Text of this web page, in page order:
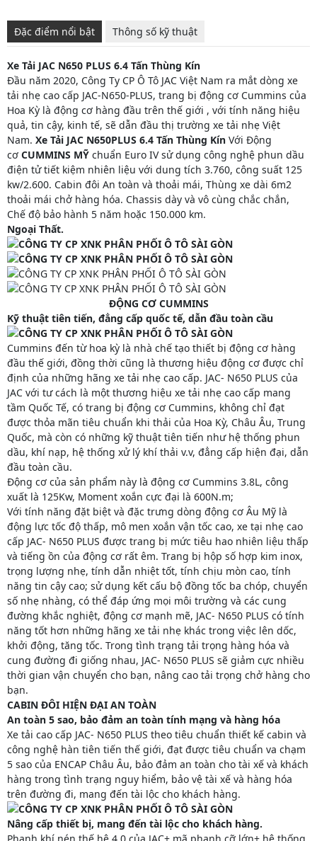
Đặc điểm nổi bật Thông số kỹ thuật
Xe Tải JAC N650 PLUS 6.4 Tấn Thùng Kín
Đầu năm 2020, Công Ty CP Ô Tô JAC Việt Nam ra mắt dòng xe
tải nhẹ cao cấp JAC-N650-PLUS, trang bị động cơ Cummins của
Hoa Kỳ là động cơ hàng đầu trên thế giới , với tính năng hiệu
quả, tin cậy, kinh tế, sẽ dẫn đầu thị trường xe tải nhẹ Việt
Nam. Xe Tải JAC N650PLUS 6.4 Tấn Thùng Kín Với Động
cơ CUMMINS MỸ chuẩn Euro IV sử dụng công nghệ phun dầu
điện tử tiết kiệm nhiên liệu với dung tích 3.760, công suất 125
kw/2.600. Cabin đôi An toàn và thoải mái, Thùng xe dài 6m2
thoải mái chở hàng hóa. Chassis dày và vô cùng chắc chắn,
Chế độ bảo hành 5 năm hoặc 150.000 km.
Ngoại Thất.
ĐỘNG CƠ CUMMINS
Kỹ thuật tiên tiến, đẳng cấp quốc tế, dẫn đầu toàn cầu
Cummins đến từ hoa kỳ là nhà chế tạo thiết bị động cơ hàng
đầu thế giới, đồng thời cũng là thương hiệu động cơ được chỉ
định của những hãng xe tải nhẹ cao cấp. JAC- N650 PLUS của
JAC với tư cách là một thương hiệu xe tải nhẹ cao cấp mang
tầm Quốc Tế, có trang bị động cơ Cummins, không chỉ đạt
được thỏa mãn tiêu chuẩn khi thải của Hoa Kỳ, Châu Âu, Trung
Quốc, mà còn có những kỹ thuật tiên tiến như hệ thống phun
dầu, khí nạp, hệ thống xử lý khí thải v.v, đẳng cấp hiện đại, dẫn
đầu toàn cầu.
Động cơ của sản phẩm này là động cơ Cummins 3.8L, công
xuất là 125Kw, Moment xoắn cực đại là 600N.m;
Với tính năng đặt biệt và đặc trưng dòng động cơ Âu Mỹ là
động lực tốc độ thấp, mô men xoắn vận tốc cao, xe tại nhẹ cao
cấp JAC- N650 PLUS được trang bị mức tiêu hao nhiên liệu thấp
và tiếng ồn của động cơ rất êm. Trang bị hộp số hợp kim inox,
trọng lượng nhẹ, tính dẫn nhiệt tốt, tính chịu mòn cao, tính
năng tin cậy cao; sử dụng kết cấu bộ đồng tốc ba chóp, chuyển
số nhẹ nhàng, có thể đáp ứng mọi môi trường và các cung
đường khắc nghiệt, động cơ mạnh mẽ, JAC- N650 PLUS có tính
năng tốt hơn những hãng xe tải nhẹ khác trong việc lên dốc,
khởi động, tăng tốc. Trong tình trạng tải trọng hàng hóa và
cung đường đi giống nhau, JAC- N650 PLUS sẽ giảm cực nhiều
thời gian vận chuyển cho bạn, nâng cao tải trọng chở hàng cho
bạn.
CABIN ĐÔI HIỆN ĐẠI AN TOÀN
An toàn 5 sao, bảo đảm an toàn tính mạng và hàng hóa
Xe tải cao cấp JAC- N650 PLUS theo tiêu chuẩn thiết kế cabin và
công nghệ hàn tiên tiến thế giới, đạt được tiêu chuẩn va chạm
5 sao của ENCAP Châu Âu, bảo đảm an toàn cho tài xế và khách
hàng trong tình trạng nguy hiểm, bảo vệ tài xế và hàng hóa
trên đường đi, mang đến tài lộc cho khách hàng.
Nâng cấp thiết bị, mang đến tài lộc cho khách hàng.
Phanh khí nén thế hệ 4.0 của JAC+ mã phanh cỡ lớn+ hệ thống